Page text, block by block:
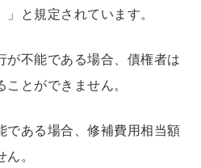
と規定されています。
が不能である場合、債権者は
とができません。
である場合、修補費用相当額
。